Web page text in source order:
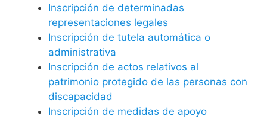
Inscripción de determinadas
representaciones legales
Inscripción de tutela automática o
administrativa
Inscripción de actos relativos al
patrimonio protegido de las personas con
discapacidad
Inscripción de medidas de apoyo